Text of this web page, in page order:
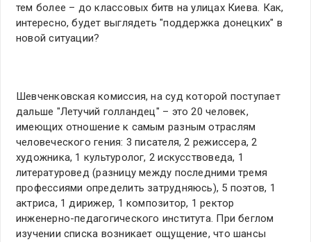
тем более – до классовых битв на улицах Киева. Как,
интересно, будет выглядеть "поддержка донецких" в
новой ситуации?
Шевченковская комиссия, на суд которой поступает
дальше "Летучий голландец" – это 20 человек,
имеющих отношение к самым разным отраслям
человеческого гения: 3 писателя, 2 режиссера, 2
художника, 1 культуролог, 2 искусствоведа, 1
литературовед (разницу между последними тремя
профессиями определить затрудняюсь), 5 поэтов, 1
актриса, 1 дирижер, 1 композитор, 1 ректор
инженерно-педагогического института. При беглом
изучении списка возникает ощущение, что шансы